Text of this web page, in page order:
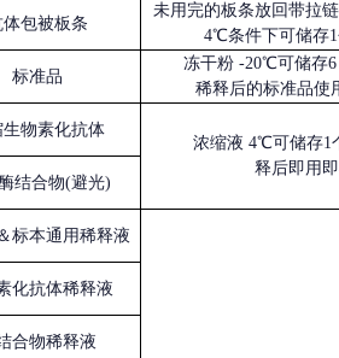
体包被板条
未用完的板条放回带拉
4℃条件下可储存
标准品
冻干粉 -20℃可储存6
稀释后的标准品使
生物素化抗体
浓缩液 4℃可储存1
释后即用
结合物(避光)
标本通用稀释液
化抗体稀释液
合物稀释液